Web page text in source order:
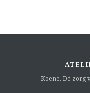
Koene. Dé zorg